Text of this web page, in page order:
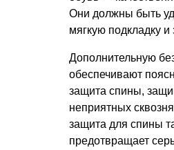
Они должны быть
мягкую подкладку и
Дополнительную
обеспечивают
защита спины,
неприятных
защита для спины
предотвращает